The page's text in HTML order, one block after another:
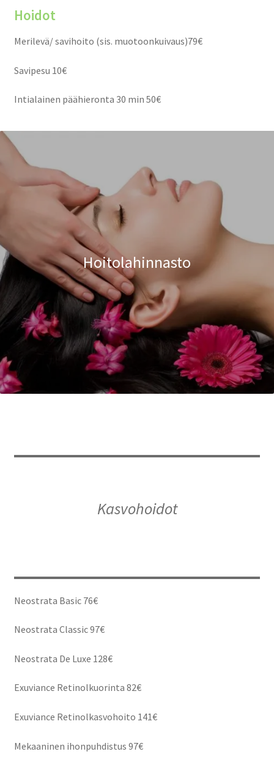
Hoidot
Merilevä/ savihoito (sis. muotoonkuivaus)79€
Savipesu 10€
Intialainen päähieronta 30 min 50€
Hoitolahinnasto
Kasvohoidot
Neostrata Basic 76€
Neostrata Classic 97€
Neostrata De Luxe 128€
Exuviance Retinolkuorinta 82€
Exuviance Retinolkasvohoito 141€
Mekaaninen ihonpuhdistus 97€